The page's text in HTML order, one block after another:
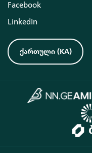
Facebook
LinkedIn
ქართული (KA)